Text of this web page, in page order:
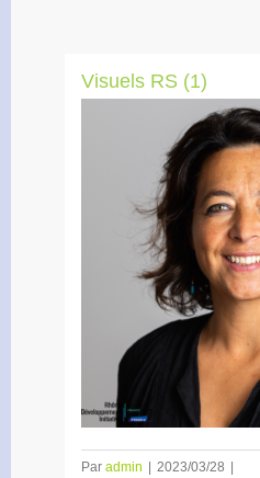
Visuels RS (1)
Par admin 2023/03/28